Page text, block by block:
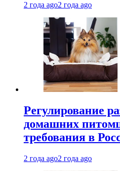
2 года ago2 года ago
Регулирование
домашних
требования в
2 года ago2 года ago